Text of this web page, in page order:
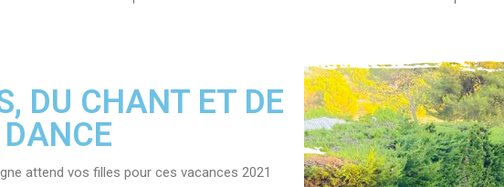
DU CHANT ET DE
attend vos filles pour ces vacances 2021